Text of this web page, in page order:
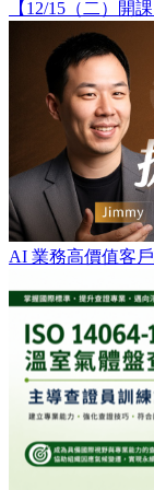
【12/15（二）開
AI 業務高價值客